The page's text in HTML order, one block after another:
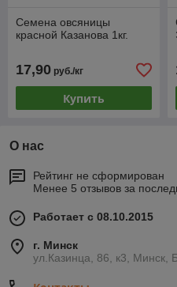
Семена овсяницы
красной Казанова 1кг.
17,90 руб./кг
Купить
О нас
Рейтинг не сформирован
Менее 5 отзывов за
Работает с 08.10.2015
г. Минск
ул.Казинца, 86, к3, Минск,